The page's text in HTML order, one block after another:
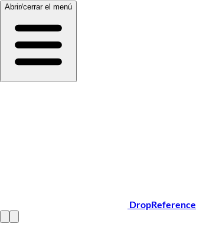
Abrir/cerrar el menú
DropReference